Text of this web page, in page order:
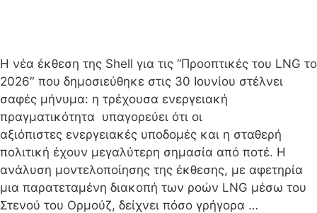
Η νέα έκθεση της Shell για τις “Προοπτικές του LNG το
2026″ που δημοσιεύθηκε στις 30 Ιουνίου στέλνει
σαφές μήνυμα: η τρέχουσα ενεργειακή
πραγματικότητα υπαγορεύει ότι οι
αξιόπιστες ενεργειακές υποδομές και η σταθερή
πολιτική έχουν μεγαλύτερη σημασία από ποτέ. Η
ανάλυση μοντελοποίησης της έκθεσης, με αφετηρία
μια παρατεταμένη διακοπή των ροών LNG μέσω του
Στενού του Ορμούζ, δείχνει πόσο γρήγορα …